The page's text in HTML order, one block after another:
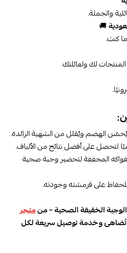
والجملة.
🚚
كنت.
لك ولعائلتك.
يُحسّن الهضم ويُقلل من الشهية الزائدة.
لتحصل على أفضل نتائج من الألياف.
المجففة لتحضير وجبة صحية
على قرمشته وجودته.
الخفيفة الصحية – منمتجر
تُضاهى وخدمة توصيل سريعة لكل